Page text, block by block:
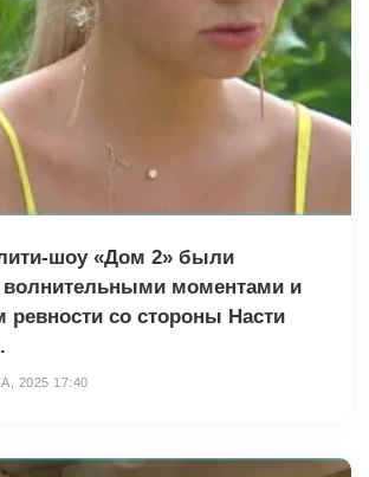
шоу «Дом 2» были
моментами и
ревности со стороны Насти
2025 17:40